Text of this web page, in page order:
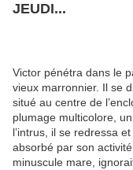
JEUDI...
Victor pénétra dans le
vieux marronnier. Il se
situé au centre de
plumage multicolore,
l’intrus, il se redressa
absorbé par son
minuscule mare,